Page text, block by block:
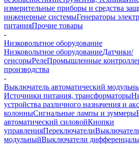
измерительные приборы и средства
инженерные системыГенераторы
питанияПрочие товары
-
Низковольтное оборудование
Низковольтное оборудованиеДатчики/
сенсорыРелеПромышленные
производства
-
Выключатель автоматический
Источники питания, трансформаторы
устройства различного назначения и
колонныСигнальные лампы и зуммеры
автоматический силовойКнопки
управленияПереключатели
модульныйВыключатели